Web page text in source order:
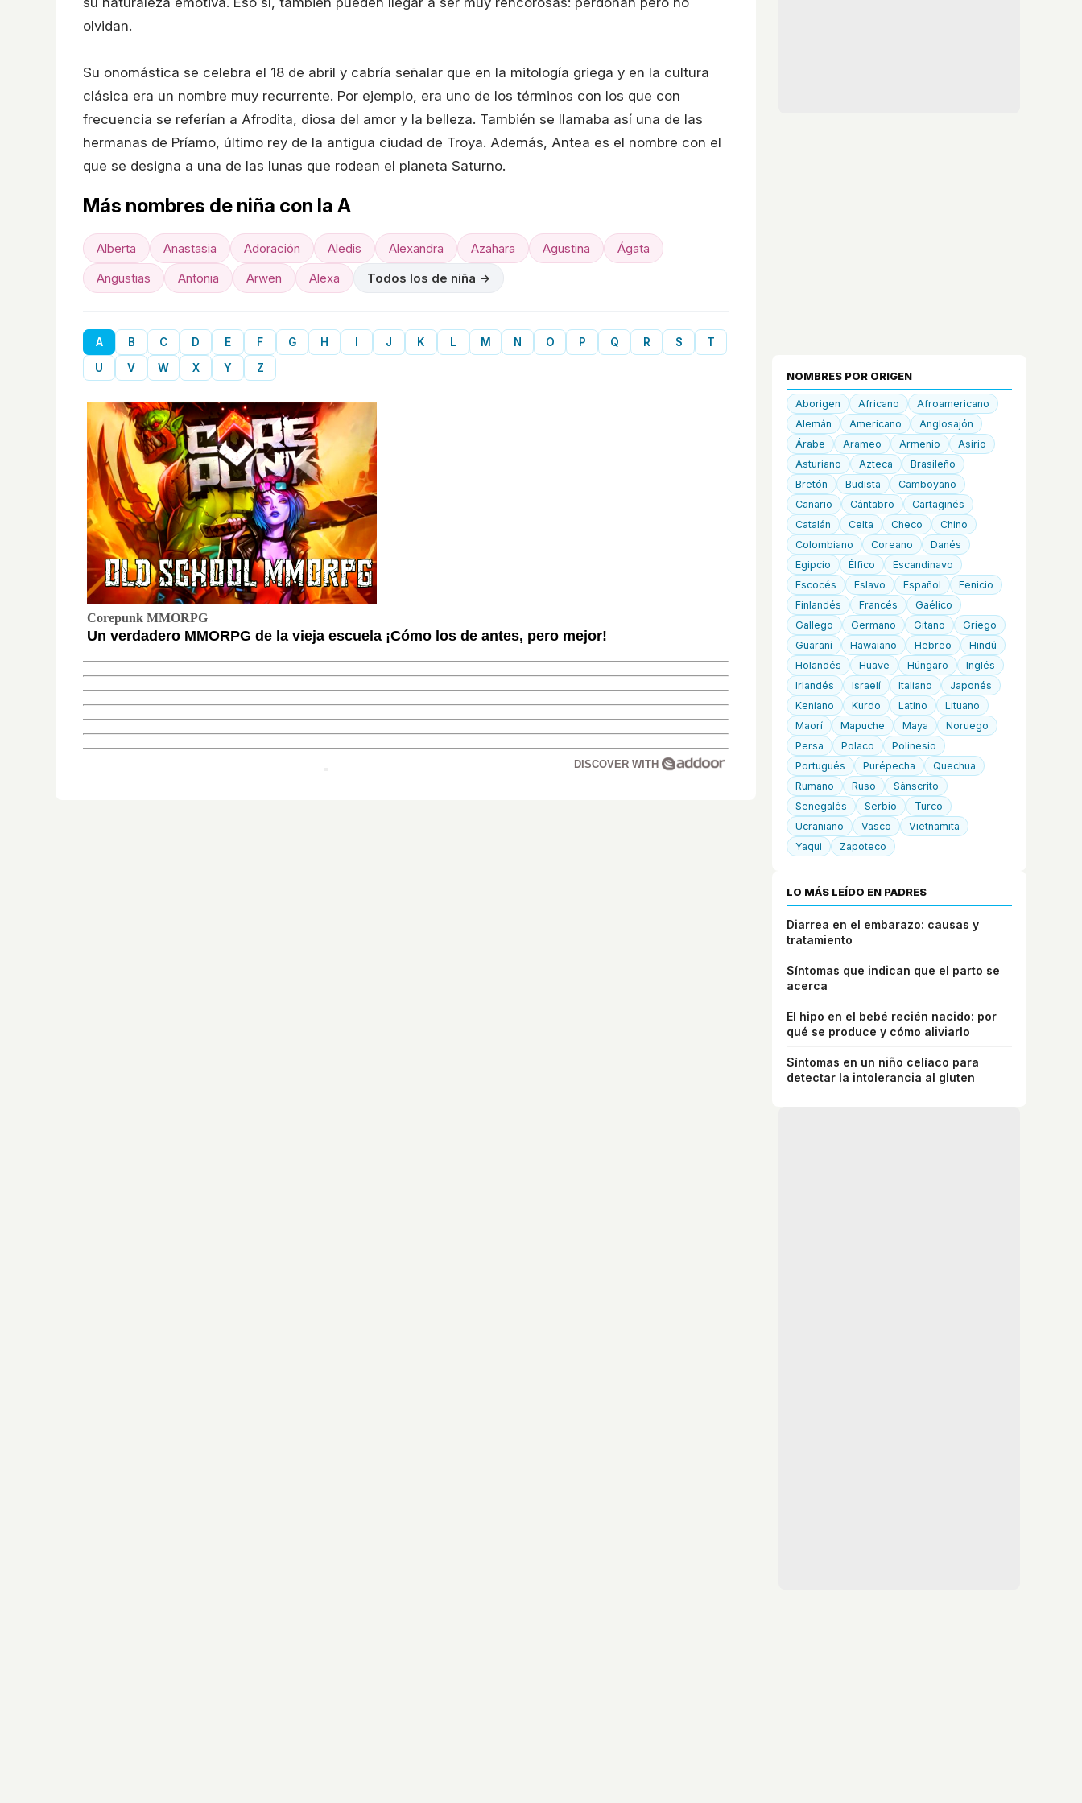
olvidan.
Su onomástica se celebra el 18 de abril y cabría señalar que en la mitología griega y en la cultura
clásica era un nombre muy recurrente. Por ejemplo, era uno de los términos con los que con
frecuencia se referían a Afrodita, diosa del amor y la belleza. También se llamaba así una de las
hermanas de Príamo, último rey de la antigua ciudad de Troya. Además, Antea es el nombre con el
que se designa a una de las lunas que rodean el planeta Saturno.
Más nombres de niña con la A
Alberta Anastasia Adoración Aledis Alexandra Azahara Agustina
Ágata
Angustias
Antonia Arwen Alexa Todos los de niña →
A B C D E F G H J K L M N O P Q R S
T
U
V W X Y Z
Corepunk MMORPG
Un verdadero MMORPG de la vieja escuela ¡Cómo los de antes, pero mejor!
DISCOVER WITH
NOMBRES POR ORIGEN
Aborigen Africano
Afroamericano
Alemán
Americano
Anglosajón
Árabe
Arameo Armenio
Asirio
Asturiano
Azteca
Brasileño
Bretón
Budista
Camboyano
Canario
Cántabro
Cartaginés
Catalán
Celta Checo
Chino
Colombiano
Coreano
Danés
Egipcio
Élfico
Escandinavo
Escocés
Eslavo Español
Fenicio
Finlandés
Francés
Gaélico
Gallego
Germano Gitano
Griego
Guaraní
Hawaiano Hebreo
Hindú
Holandés
Huave Húngaro
Inglés
Irlandés
Israelí Italiano
Japonés
Keniano
Kurdo Latino
Lituano
Maorí
Mapuche Maya
Noruego
Persa
Polaco
Polinesio
Portugués
Purépecha
Quechua
Rumano
Ruso
Sánscrito
Senegalés
Serbio
Turco
Ucraniano
Vasco
Vietnamita
Yaqui
Zapoteco
LO MÁS LEÍDO EN PADRES
Diarrea en el embarazo: causas y
tratamiento
Síntomas que indican que el parto se
acerca
El hipo en el bebé recién nacido: por
qué se produce y cómo aliviarlo
Síntomas en un niño celíaco para
detectar la intolerancia al gluten